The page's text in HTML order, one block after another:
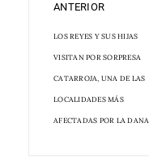
ANTERIOR
LOS REYES Y SUS HIJAS
VISITAN POR SORPRESA
CATARROJA, UNA DE LAS
LOCALIDADES MÁS
AFECTADAS POR LA DANA